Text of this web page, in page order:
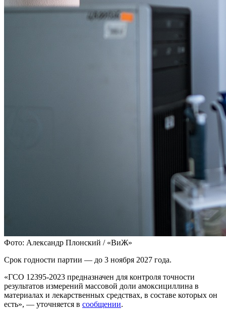
Фото: Александр Плонский / «ВиЖ»
Срок годности партии — до 3 ноября 2027 года.
«ГСО 12395-2023 предназначен для контроля точности
результатов измерений массовой доли амоксициллина в
материалах и лекарственных средствах, в составе которых он
есть», — уточняется в сообщении.